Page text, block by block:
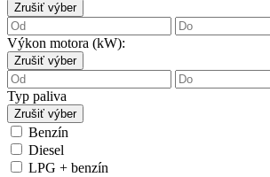
Zrušiť výber
Výkon motora (kW):
Zrušiť výber
Typ paliva
Zrušiť výber
Benzín
Diesel
LPG + benzín